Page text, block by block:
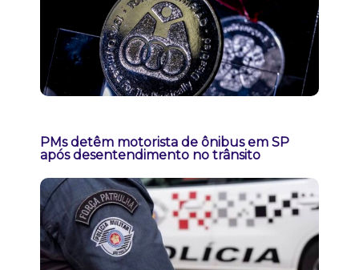
PMs detêm motorista de ônibus em SP
após desentendimento no trânsito